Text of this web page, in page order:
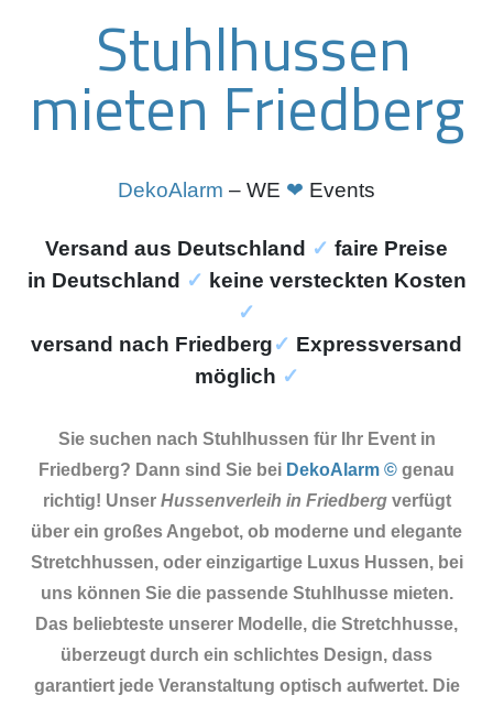
Stuhlhussen
mieten Friedberg
DekoAlarm – WE ❤ Events
Versand aus Deutschland ✓ faire Preise
in Deutschland ✓ keine versteckten Kosten
✓
versand nach Friedberg✓ Expressversand
möglich ✓
Sie suchen nach Stuhlhussen für Ihr Event in
Friedberg? Dann sind Sie bei DekoAlarm © genau
richtig! Unser Hussenverleih in Friedbergverfügt
über ein großes Angebot, ob moderne und elegante
Stretchhussen, oder einzigartige Luxus Hussen, bei
uns können Sie die passende Stuhlhusse mieten.
Das beliebteste unserer Modelle, die Stretchhusse,
überzeugt durch ein schlichtes Design, dass
garantiert jede Veranstaltung optisch aufwertet. Die